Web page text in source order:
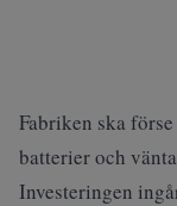
Fabriken ska
batterier och
Investeringen